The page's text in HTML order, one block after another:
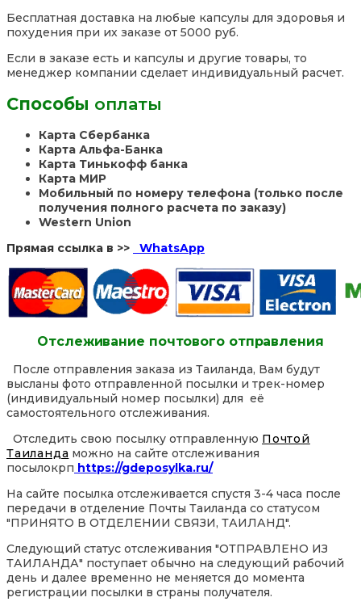
Бесплатная доставка на любые капсулы для здоровья и
похудения при их заказе от 5000 руб.
Если в заказе есть и капсулы и другие товары, то
менеджер компании сделает индивидуальный расчет.
Способы оплаты
Карта Сбербанка
Карта Альфа-Банка
Карта Тинькофф банка
Карта МИР
Мобильный по номеру телефона (только после
получения полного расчета по заказу)
Western Union
Прямая ссылка в >>
WhatsApp
Отслеживание почтового отправления
После отправления заказа из Таиланда, Вам будут
высланы фото отправленной посылки и трек-номер
(индивидуальный номер посылки) для её
самостоятельного отслеживания.
Отследить свою посылку отправленную Почтой
Таиланда можно на сайте отслеживания
посылокрп https://gdeposylka.ru/
На сайте посылка отслеживается спустя 3-4 часа после
передачи в отделение Почты Таиланда со статусом
"ПРИНЯТО В ОТДЕЛЕНИИ СВЯЗИ, ТАИЛАНД".
Следующий статус отслеживания "ОТПРАВЛЕНО ИЗ
ТАИЛАНДА" поступает обычно на следующий рабочий
день и далее временно не меняется до момента
регистрации посылки в страны получателя.